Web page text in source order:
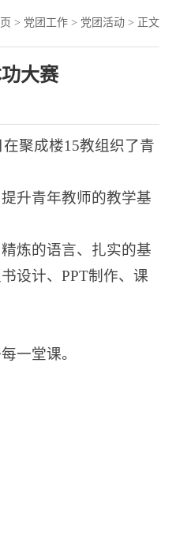
> 党团工作> 党团活动> 正文
大赛
聚成楼15教组织了青
升青年教师的教学基
炼的语言、扎实的基
设计、PPT制作、课
一堂课。